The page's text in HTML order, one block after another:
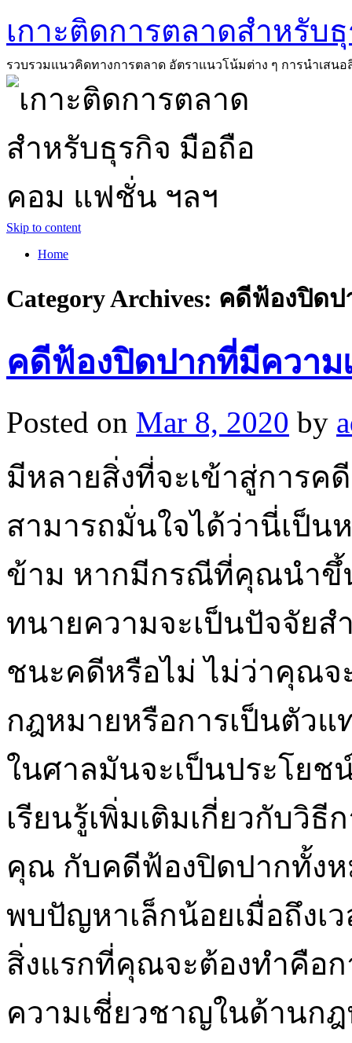
เกาะติดการตลาดสำหรั
รวบรวมแนวคิดทางการตลาด อัตราแนวโน้มต่าง ๆ การนำเสน
Skip to content
Home
Category Archives: คดีฟ้องปิดป
คดีฟ้องปิดปากที่มีความ
Posted on Mar 8, 2020 by
มีหลายสิ่งที่จะเข้าสู่การ
สามารถมั่นใจได้ว่านี่เป็น
ข้าม หากมีกรณีที่คุณนำขึ้
ทนายความจะเป็นปัจจัย
ชนะคดีหรือไม่ ไม่ว่าคุณจ
กฎหมายหรือการเป็นตัว
ในศาลมันจะเป็นประโยช
เรียนรู้เพิ่มเติมเกี่ยวกับวิ
คุณ กับคดีฟ้องปิดปากทั้ง
พบปัญหาเล็กน้อยเมื่อถึงเ
สิ่งแรกที่คุณจะต้องทำคือ
ความเชี่ยวชาญในด้านก